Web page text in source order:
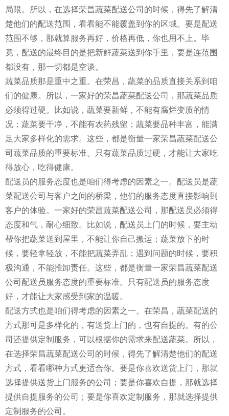
局限。所以，在选择荣昌蔬菜配送公司的时候，得先了解清
楚他们的配送范围，看看能不能覆盖到你的区域。要是配送
范围不够，那就算服务再好，价格再低，你也用不上。毕
竟，配送的最终目的是把新鲜蔬菜送到你手里，要是连范围
都没有，那一切都是空谈。
蔬菜品质那是重中之重。在荣昌，蔬菜的品质直接关系到咱
们的健康。所以，一家好的荣昌蔬菜配送公司，那蔬菜品质
必须得过硬。比如说，蔬菜要新鲜，不能有腐烂变质的情
况；蔬菜要干净，不能有农药残留；蔬菜要品种丰富，能满
足大家多样化的需求。这些，都是衡量一家荣昌蔬菜配送公
司蔬菜品质的重要标准。只有蔬菜品质过硬，才能让大家吃
得放心，吃得健康。
配送员的服务态度也是咱们得考虑的因素之一。配送员是蔬
菜配送公司与客户之间的桥梁，他们的服务态度直接影响到
客户的体验。一家好的荣昌蔬菜配送公司，那配送员必须得
态度和气，耐心细致。比如说，配送员上门的时候，要主动
帮你把蔬菜送到屋里，不能让你自己搬运；蔬菜放下的时
候，要轻拿轻放，不能把蔬菜弄乱；遇到问题的时候，要积
极沟通，不能推卸责任。这些，都是衡量一家荣昌蔬菜配送
公司配送员服务态度的重要标准。只有配送员的服务态度
好，才能让大家感受到家的温暖。
配送方式也是咱们得考虑的因素之一。在荣昌，蔬菜配送的
方式那可是多样化的，有送货上门的，也有自提的。有的公
司还提供定制服务，可以根据你的需求来配送蔬菜。所以，
在选择荣昌蔬菜配送公司的时候，得先了解清楚他们的配送
方式，看看哪种方式更适合你。要是你喜欢送货上门，那就
选择提供送货上门服务的公司；要是你喜欢自提，那就选择
提供自提服务的公司；要是你喜欢定制服务，那就选择提供
定制服务的公司。